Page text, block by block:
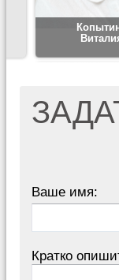
Ваше имя:
Кратко